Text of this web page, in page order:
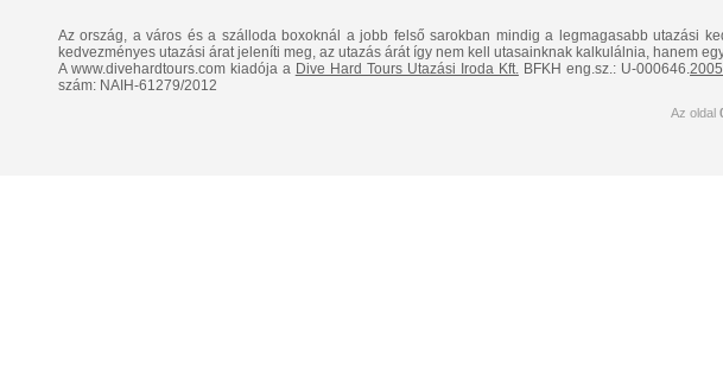
Az ország, a város és a szálloda boxoknál a jobb felső sarokban mindig a legmagasabb utazási
kedvezményes utazási árat jeleníti meg, az utazás árát így nem kell utasainknak kalkulálnia, hanem
A www.divehardtours.com kiadója a Dive Hard Tours Utazási Iroda Kft.BFKH eng.sz.: U-000646.
szám: NAIH-61279/2012
Az oldal